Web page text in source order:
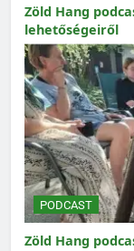
Zöld Hang
lehetőségeiről
PODCAST
Zöld Hang